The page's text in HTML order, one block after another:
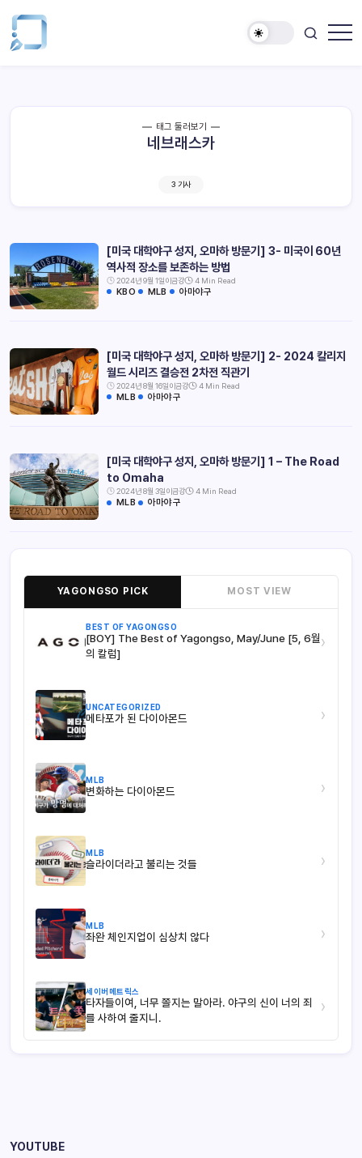
태그 둘러보기
네브래스카
3 기사
[미국 대학야구 성지, 오마하 방문기] 3- 미국이 60년
역사적 장소를 보존하는 방법
2024년 9월 1일이금강 4 Min Read
KBO MLB 아마야구
[미국 대학야구 성지, 오마하 방문기] 2- 2024 칼리지
월드 시리즈 결승전 2차전 직관기
2024년 8월 16일이금강 4 Min Read
MLB 아마야구
[미국 대학야구 성지, 오마하 방문기] 1 – The Road
to Omaha
2024년 8월 3일이금강 4 Min Read
MLB 아마야구
YAGONGSO PICK MOST VIEW
BEST OF YAGONGSO
[BOY] The Best of Yagongso, May/June [5, 6월
의 칼럼]
›
UNCATEGORIZED
메타포가 된 다이아몬드 ›
MLB
변화하는 다이아몬드 ›
MLB
슬라이더라고 불리는 것들 ›
MLB
좌완 체인지업이 심상치 않다 ›
세이버메트릭스
타자들이여, 너무 쫄지는 말아라. 야구의 신이 너의 죄
를 사하여 줄지니.
›
YOUTUBE